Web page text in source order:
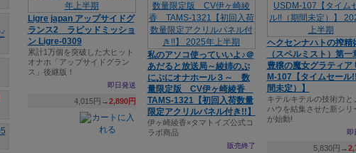
Ligre japan アップサイドグ
ランス2 ラピッドミッショ
ン Ligre-0309
累計1万個を突破した大ヒット
オナホ「アップサイドグラン
ス」後継版！
即日発送
4,015円→2,890円
私のアソコ使っていいよ♪＠
あだると放送局～綾姉のぷ
にぷにオナホール３～ 数
量限定版 CV伊ヶ崎綾香
TAMS-1321【初回入荷数量
限定アクリルパネル付き!!】
伊ヶ崎綾香×タマトイズ公式コ
ラボ商品
販売終了
ヘクセンナハトの搾精
（スペルミスト）第
豊穣の魔女グラティア
M-107【タイムセール
間未定）】
キテルキテルの技術力と
ハウを結集させた新シリ
が始動!
即
5,830円→